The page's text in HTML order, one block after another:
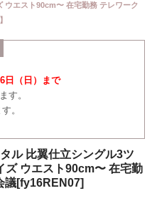
ウエスト90cm〜 在宅勤務 テレワーク
日（日）まで
す。
。
ル 比翼仕立シングル3ツ
ズ ウエスト90cm〜 在宅勤
議[fy16REN07]